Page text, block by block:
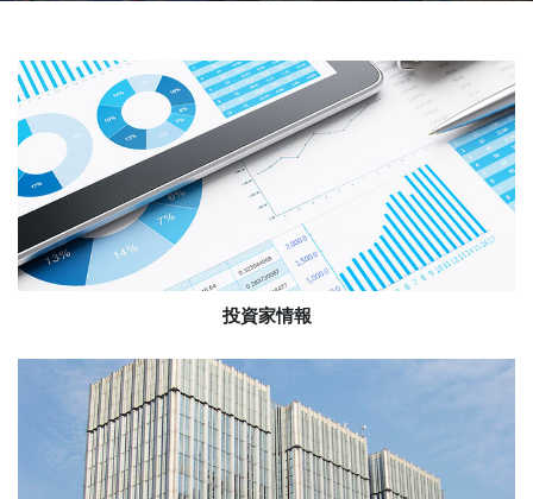
投資家情報